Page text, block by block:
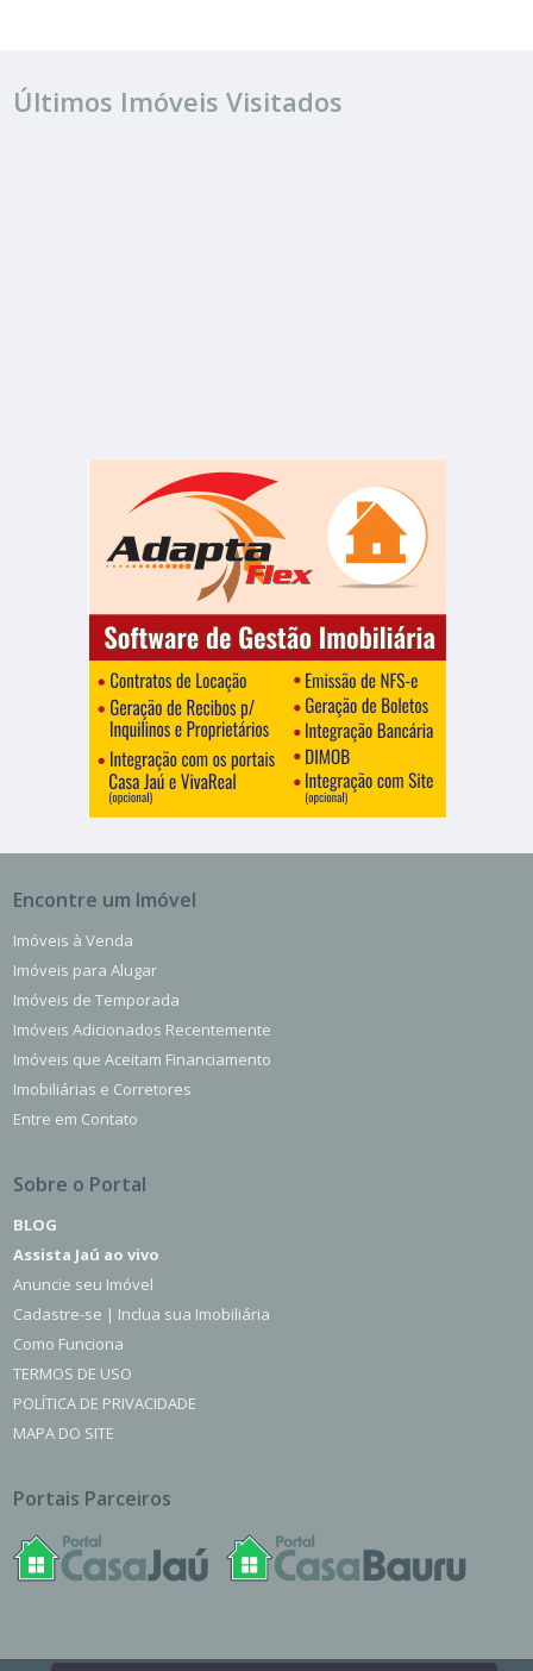
Últimos Imóveis Visitados
Encontre um Imóvel
Imóveis à Venda
Imóveis para Alugar
Imóveis de Temporada
Imóveis Adicionados Recentemente
Imóveis que Aceitam Financiamento
Imobiliárias e Corretores
Entre em Contato
Sobre o Portal
BLOG
Assista Jaú ao vivo
Anuncie seu Imóvel
Cadastre-se | Inclua sua Imobiliária
Como Funciona
TERMOS DE USO
POLÍTICA DE PRIVACIDADE
MAPA DO SITE
Portais Parceiros